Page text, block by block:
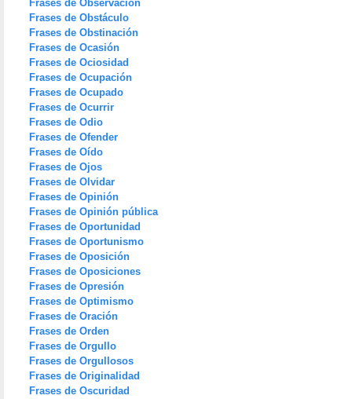
Frases de Observación
Frases de Obstáculo
Frases de Obstinación
Frases de Ocasión
Frases de Ociosidad
Frases de Ocupación
Frases de Ocupado
Frases de Ocurrir
Frases de Odio
Frases de Ofender
Frases de Oído
Frases de Ojos
Frases de Olvidar
Frases de Opinión
Frases de Opinión pública
Frases de Oportunidad
Frases de Oportunismo
Frases de Oposición
Frases de Oposiciones
Frases de Opresión
Frases de Optimismo
Frases de Oración
Frases de Orden
Frases de Orgullo
Frases de Orgullosos
Frases de Originalidad
Frases de Oscuridad